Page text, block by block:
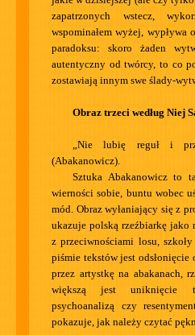
zapatrzonych wstecz,
wspominałem wyżej, wypływa
paradoksu: skoro żaden
autentyczny od twórcy, to co
zostawiają innym swe ślady-
Obraz trzeci według Niej
„Nie lubię reguł i
(Abakanowicz).
Sztuka Abakanowicz to
wierności sobie, buntu wobec
mód. Obraz wyłaniający się z
ukazuje polską rzeźbiarkę jako
z przeciwnościami losu,
piśmie tekstów jest
przez artystkę na abakanach,
większą jest uniknięcie
psychoanalizą czy
pokazuje, jak należy czytać